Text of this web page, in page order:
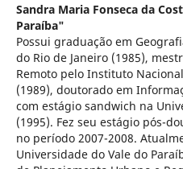
Sandra Maria Fonseca da
Paraíba"
Possui graduação em
do Rio de Janeiro (1985),
Remoto pelo Instituto
(1989), doutorado em
com estágio sandwich na
(1995). Fez seu estágio pós-
no período 2007-2008.
Universidade do Vale do